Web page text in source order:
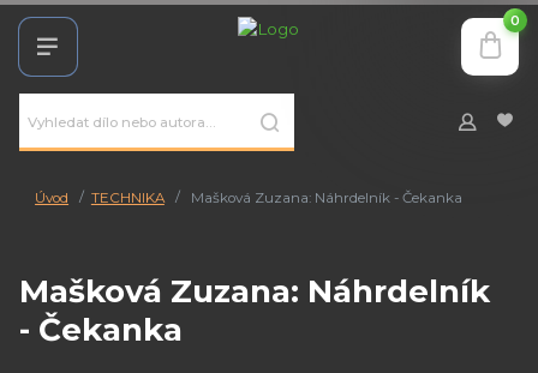
0
Úvod TECHNIKA Mašková Zuzana: Náhrdelník - Čekanka
Mašková Zuzana: Náhrdelník
- Čekanka